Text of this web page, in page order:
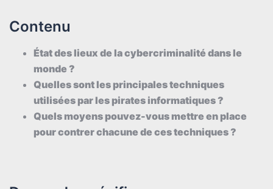
Contenu
État des lieux de la cybercriminalité dans le
monde ?
Quelles sont les principales techniques
utilisées par les pirates informatiques ?
Quels moyens pouvez-vous mettre en place
pour contrer chacune de ces techniques ?